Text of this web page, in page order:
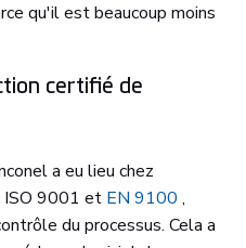
qu'il est beaucoup moins
certifié de
a eu lieu chez
ISO 9001 et EN 9100 ,
du processus. Cela a